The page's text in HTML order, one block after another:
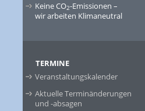
Keine CO2-Emissionen –
wir arbeiten Klimaneutral
TERMINE
Veranstaltungskalender
Aktuelle Terminänderungen
und -absagen